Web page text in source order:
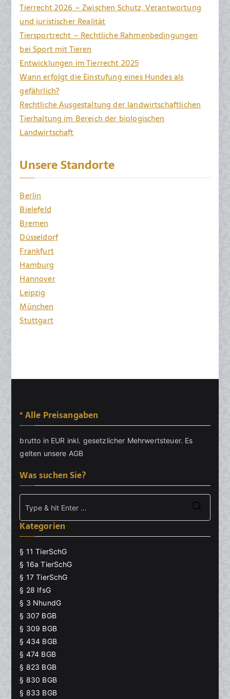
Tierrecht 2026 – Zwischen Schutz, Verantwortung
und juristischer Realität
Tiersportrecht – Rechtliche Rahmenbedingungen
bei Sport mit Tieren
Entwicklungen im Tierrecht 2025
Wann erfolgt die Einstufung eines Hundes als
gefährlich?
Rechtliche Ausgestaltung der landwirtschaftlichen
Tierhaltung im Bereich der biologischen
Landwirtschaft
Unsere Standorte
Berlin
Bielefeld
Bremen
Düsseldorf
Frankfurt
Hamburg
Hannover
Leipzig
München
Stuttgart
* Alle Preisangaben
brutto in EUR inkl. gesetzlicher Mehrwertsteuer. Es
gelten unsere AGB
Was suchen Sie?
Kategorien
§ 11 TierSchG
§ 16a TierSchG
§ 17 TierSchG
§ 28 IfsG
§ 3 NhundG
§ 307 BGB
§ 309 BGB
§ 434 BGB
§ 474 BGB
§ 823 BGB
§ 830 BGB
§ 833 BGB